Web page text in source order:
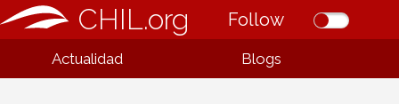
CHIL.org Follow
Actualidad Blogs